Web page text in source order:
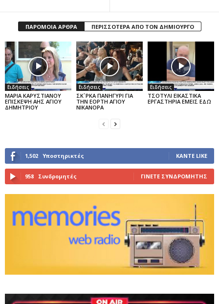
ΠΑΡΟΜΟΙΑ ΑΡΘΡΑ ΠΕΡΙΣΣΟΤΕΡΑ ΑΠΟ ΤΟΝ ΔΗΜΙΟΥΡΓΟ
Ειδήσεις
ΜΑΡΙΑ ΚΑΡΥΣΤΙΑΝΟΥ
ΕΠΙΣΚΕΨΗ ΑΗΣ ΑΓΙΟΥ
ΔΗΜΗΤΡΙΟΥ
Ειδήσεις
ΣΚ`ΡΚΑ ΠΑΝΗΓΥΡΙ ΓΙΑ
ΤΗΝ ΕΟΡΤΗ ΑΓΙΟΥ
ΝΙΚΑΝΟΡΑ
Ειδήσεις
ΤΣΟΤΥΛΙ ΕΙΚΑΣΤΙΚΑ
ΕΡΓΑΣΤΗΡΙΑ ΕΜΕΙΣ ΕΔΩ
1,502 Υποστηρικτές ΚΆΝΤΕ LIKE
958 Συνδρομητές ΓΊΝΕΤΕ ΣΥΝΔΡΟΜΗΤΉΣ